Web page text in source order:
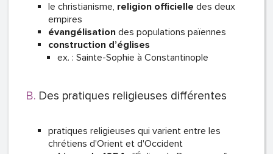
le christianisme, religion officielle des deux
empires
évangélisation des populations païennes
construction d’églises
ex. : Sainte-Sophie à Constantinople
Des pratiques religieuses différentes
pratiques religieuses qui varient entre les
chrétiens d'Orient et d'Occident